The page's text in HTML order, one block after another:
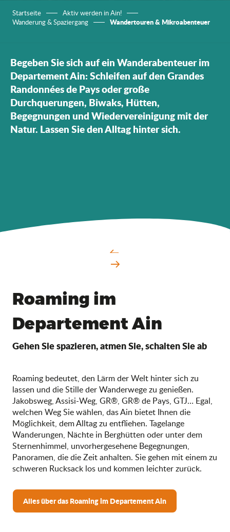
Startseite
Aktiv werden in Ain!
Wanderung & Spaziergang
Wandertouren & Mikroabenteuer
Begeben Sie sich auf ein Wanderabenteuer im
Departement Ain: Schleifen auf den Grandes
Randonnées de Pays oder große
Durchquerungen, Biwaks, Hütten,
Begegnungen und Wiedervereinigung mit der
Natur. Lassen Sie den Alltag hinter sich.
Roaming im
Departement Ain
Gehen Sie spazieren, atmen Sie, schalten Sie ab
Roaming bedeutet, den Lärm der Welt hinter sich zu
lassen und die Stille der Wanderwege zu genießen.
Jakobsweg, Assisi-Weg, GR®, GR® de Pays, GTJ… Egal,
welchen Weg Sie wählen, das Ain bietet Ihnen die
Möglichkeit, dem Alltag zu entfliehen. Tagelange
Wanderungen, Nächte in Berghütten oder unter dem
Sternenhimmel, unvorhergesehene Begegnungen,
Panoramen, die die Zeit anhalten. Sie gehen mit einem zu
schweren Rucksack los und kommen leichter zurück.
Alles über das Roaming im Departement Ain